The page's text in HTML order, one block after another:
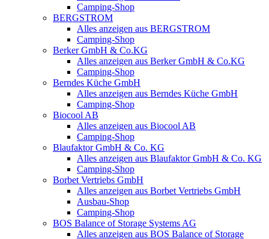
Camping-Shop
BERGSTROM
Alles anzeigen aus BERGSTROM
Camping-Shop
Berker GmbH & Co.KG
Alles anzeigen aus Berker GmbH & Co.KG
Camping-Shop
Berndes Küche GmbH
Alles anzeigen aus Berndes Küche GmbH
Camping-Shop
Biocool AB
Alles anzeigen aus Biocool AB
Camping-Shop
Blaufaktor GmbH & Co. KG
Alles anzeigen aus Blaufaktor GmbH & Co. KG
Camping-Shop
Borbet Vertriebs GmbH
Alles anzeigen aus Borbet Vertriebs GmbH
Ausbau-Shop
Camping-Shop
BOS Balance of Storage Systems AG
Alles anzeigen aus BOS Balance of Storage